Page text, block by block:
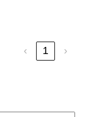
‹ 1 ›